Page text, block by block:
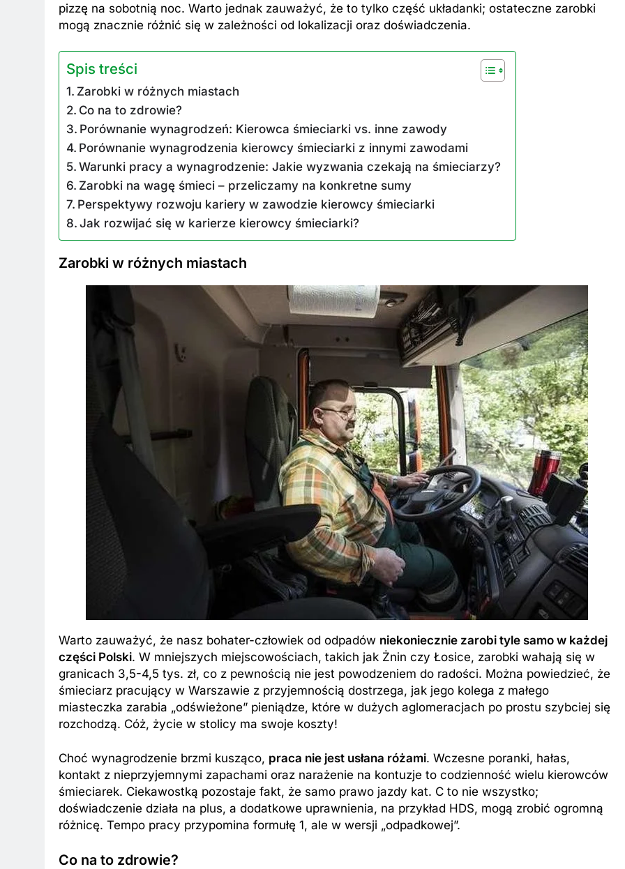
pizzę na sobotnią noc. Warto jednak zauważyć, że to tylko część układanki; ostateczne zarobki
mogą znacznie różnić się w zależności od lokalizacji oraz doświadczenia.
Spis treści
Zarobki w różnych miastach
Co na to zdrowie?
Porównanie wynagrodzeń: Kierowca śmieciarki vs. inne zawody
Porównanie wynagrodzenia kierowcy śmieciarki z innymi zawodami
Warunki pracy a wynagrodzenie: Jakie wyzwania czekają na śmieciarzy?
Zarobki na wagę śmieci – przeliczamy na konkretne sumy
Perspektywy rozwoju kariery w zawodzie kierowcy śmieciarki
Jak rozwijać się w karierze kierowcy śmieciarki?
Zarobki w różnych miastach
Warto zauważyć, że nasz bohater-człowiek od odpadów niekoniecznie zarobi tyle samo w każdej
części Polski. W mniejszych miejscowościach, takich jak Żnin czy Łosice, zarobki wahają się w
granicach 3,5-4,5 tys. zł, co z pewnością nie jest powodzeniem do radości. Można powiedzieć, że
śmieciarz pracujący w Warszawie z przyjemnością dostrzega, jak jego kolega z małego
miasteczka zarabia „odświeżone” pieniądze, które w dużych aglomeracjach po prostu szybciej się
rozchodzą. Cóż, życie w stolicy ma swoje koszty!
Choć wynagrodzenie brzmi kusząco, praca nie jest usłana różami. Wczesne poranki, hałas,
kontakt z nieprzyjemnymi zapachami oraz narażenie na kontuzje to codzienność wielu kierowców
śmieciarek. Ciekawostką pozostaje fakt, że samo prawo jazdy kat. C to nie wszystko;
doświadczenie działa na plus, a dodatkowe uprawnienia, na przykład HDS, mogą zrobić ogromną
różnicę. Tempo pracy przypomina formułę 1, ale w wersji „odpadkowej”.
Co na to zdrowie?
stawki na tym stanowisku!
ZAROBKI
stawki męskiego striptizera
6 Miesięcy Temu 6 Miesięcy Temu